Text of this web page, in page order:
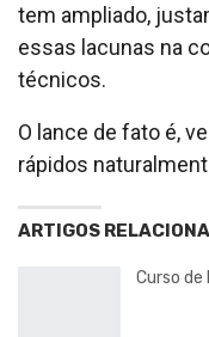
tem ampliado,
essas lacunas na
técnicos.
O lance de fato é,
rápidos
ARTIGOS
Curso de